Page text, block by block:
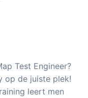
Test Engineer?
op de juiste plek!
leert men